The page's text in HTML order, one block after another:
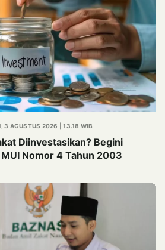
3 AGUSTUS 2026 | 13.18 WIB
Diinvestasikan? Begini
Nomor 4 Tahun 2003